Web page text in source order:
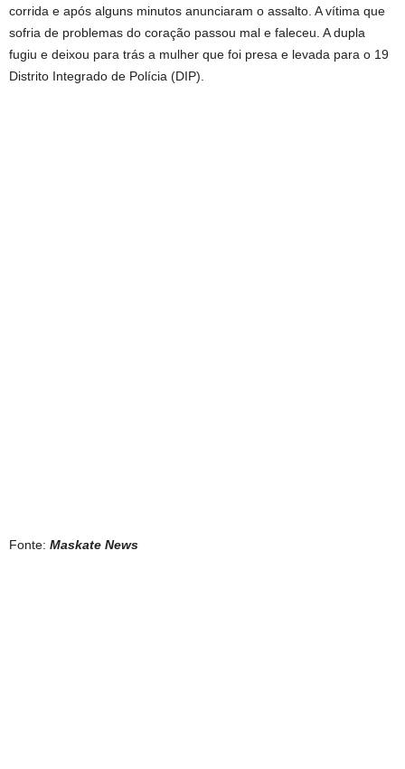
corrida e após alguns minutos anunciaram o assalto. A vítima que
sofria de problemas do coração passou mal e faleceu. A dupla
fugiu e deixou para trás a mulher que foi presa e levada para o 19
Distrito Integrado de Polícia (DIP).
Fonte: Maskate News